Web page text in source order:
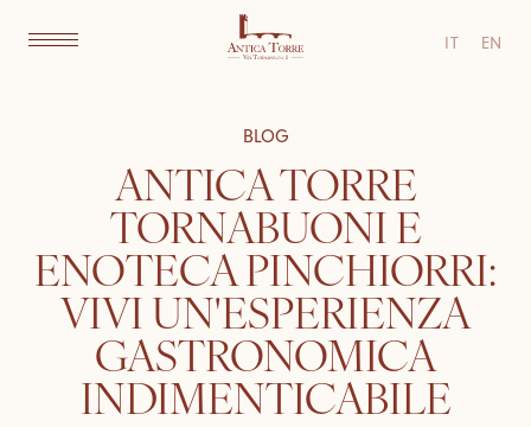
IT EN
BLOG
ANTICA TORRE
TORNABUONI E
ENOTECA PINCHIORRI:
VIVI UN'ESPERIENZA
GASTRONOMICA
INDIMENTICABILE